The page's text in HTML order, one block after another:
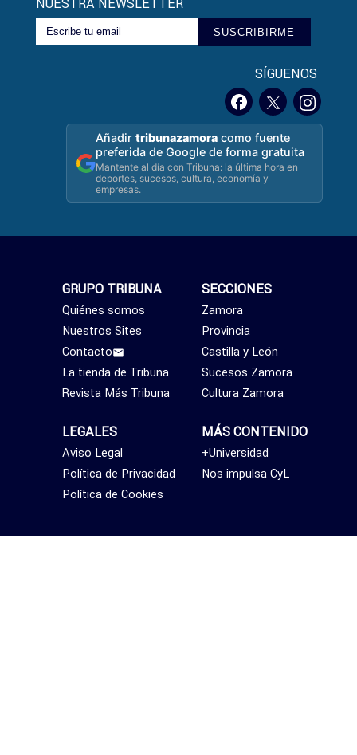
NUESTRA NEWSLETTER
SUSCRIBIRME
SÍGUENOS
Añadirtribunazamora como fuente
preferida de Google de forma gratuita
Mantente al día con Tribuna: la última hora en
deportes, sucesos, cultura, economía y
empresas.
SECCIONES
Zamora
Provincia
Castilla y León
Sucesos Zamora
Cultura Zamora
MÁS CONTENIDO
+Universidad
Nos impulsa CyL
GRUPO TRIBUNA
Quiénes somos
Nuestros Sites
Contacto
La tienda de Tribuna
Revista Más Tribuna
LEGALES
Aviso Legal
Política de Privacidad
Política de Cookies